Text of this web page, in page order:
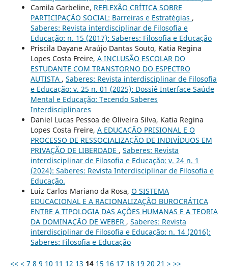
Camila Garbeline, REFLEXÃO CRÍTICA SOBRE
PARTICIPAÇÃO SOCIAL: Barreiras e Estratégias ,
Saberes: Revista interdisciplinar de Filosofia e
Educação: n. 15 (2017): Saberes: Filosofia e Educação
Priscila Dayane Araújo Dantas Souto, Katia Regina
Lopes Costa Freire, A INCLUSÃO ESCOLAR DO
ESTUDANTE COM TRANSTORNO DO ESPECTRO
AUTISTA , Saberes: Revista interdisciplinar de Filosofia
e Educação: v. 25 n. 01 (2025): Dossiê Interface Saúde
Mental e Educação: Tecendo Saberes
Interdisciplinares
Daniel Lucas Pessoa de Oliveira Silva, Katia Regina
Lopes Costa Freire, A EDUCAÇÃO PRISIONAL E O
PROCESSO DE RESSOCIALIZAÇÃO DE INDIVÍDUOS EM
PRIVAÇÃO DE LIBERDADE , Saberes: Revista
interdisciplinar de Filosofia e Educação: v. 24 n. 1
(2024): Saberes: Revista Interdisciplinar de Filosofia e
Educação.
Luiz Carlos Mariano da Rosa, O SISTEMA
EDUCACIONAL E A RACIONALIZAÇÃO BUROCRÁTICA
ENTRE A TIPOLOGIA DAS AÇÕES HUMANAS E A TEORIA
DA DOMINAÇÃO DE WEBER , Saberes: Revista
interdisciplinar de Filosofia e Educação: n. 14 (2016):
Saberes: Filosofia e Educação
<< < 7 8 9 10 11 12 13 14 15 16 17 18 19 20 21 > >>